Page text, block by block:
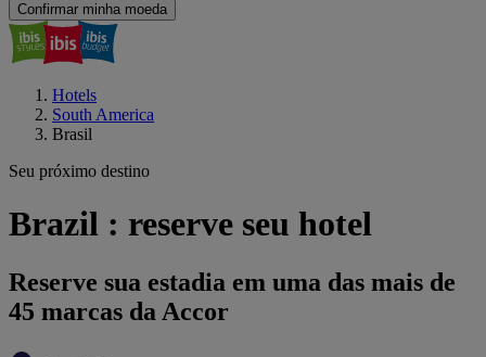
Confirmar minha moeda
Hotels
South America
Brasil
Seu próximo destino
Brazil : reserve seu hotel
Reserve sua estadia em uma das mais de
45 marcas da Accor